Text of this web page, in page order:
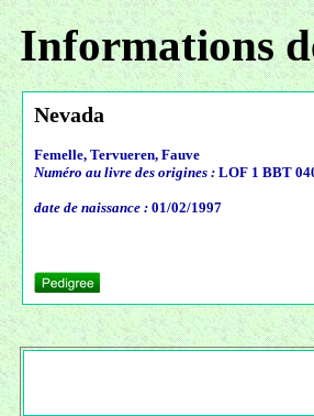
Informations
Nevada
Femelle, Tervueren, Fauve
Numéro au livre des origines : LOF 1 BBT
date de naissance : 01/02/1997